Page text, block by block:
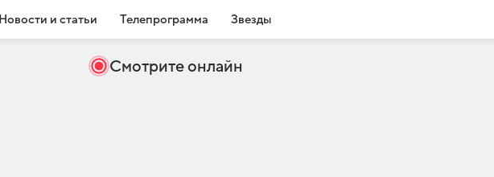
Новости и статьи Телепрограмма Звезды
Смотрите онлайн